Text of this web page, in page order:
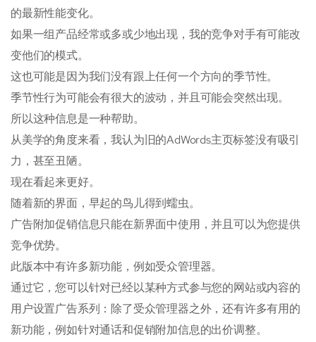
的最新性能变化。
如果一组产品经常或多或少地出现，我的竞争对手有可能改
变他们的模式。
这也可能是因为我们没有跟上任何一个方向的季节性。
季节性行为可能会有很大的波动，并且可能会突然出现。
所以这种信息是一种帮助。
从美学的角度来看，我认为旧的AdWords主页标签没有吸引
力，甚至丑陋。
现在看起来更好。
随着新的界面，早起的鸟儿得到蠕虫。
广告附加促销信息只能在新界面中使用，并且可以为您提供
竞争优势。
此版本中有许多新功能，例如受众管理器。
通过它，您可以针对已经以某种方式参与您的网站或内容的
用户设置广告系列：除了受众管理器之外，还有许多有用的
新功能，例如针对通话和促销附加信息的出价调整。